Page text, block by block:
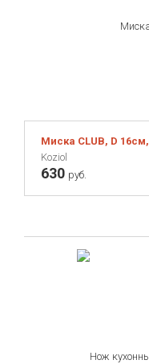
Миска CLUB, D
Koziol
630 руб.